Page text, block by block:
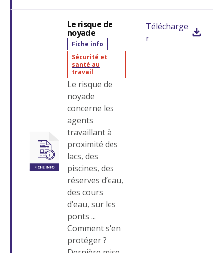
Le risque de
noyade
Fiche info
Sécurité et
santé au
travail
Le risque de
noyade
concerne les
agents
travaillant à
proximité des
lacs, des
piscines, des
réserves d’eau,
des cours
d’eau, sur les
ponts ...
Comment s'en
protéger ?
Télécharge
r